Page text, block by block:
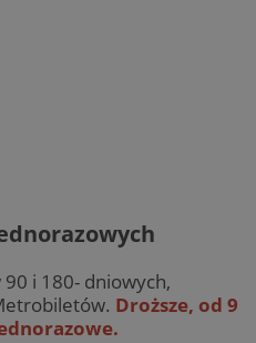
i 180- dniowych,
Droższe, od 9